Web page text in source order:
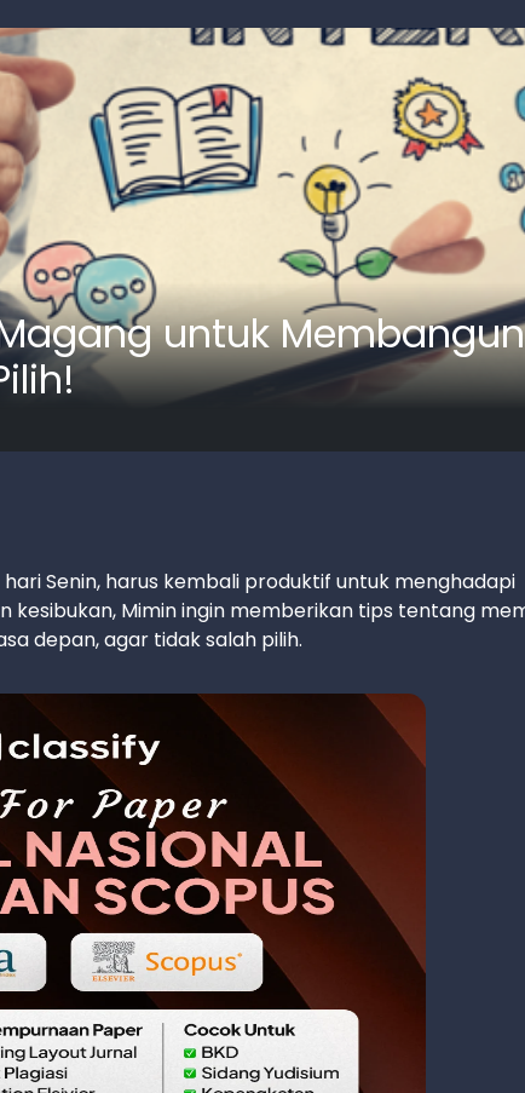
untuk
Senin, harus kembali produktif untuk menghadapi
kesibukan, Mimin ingin memberikan tips tentang
depan, agar tidak salah pilih.